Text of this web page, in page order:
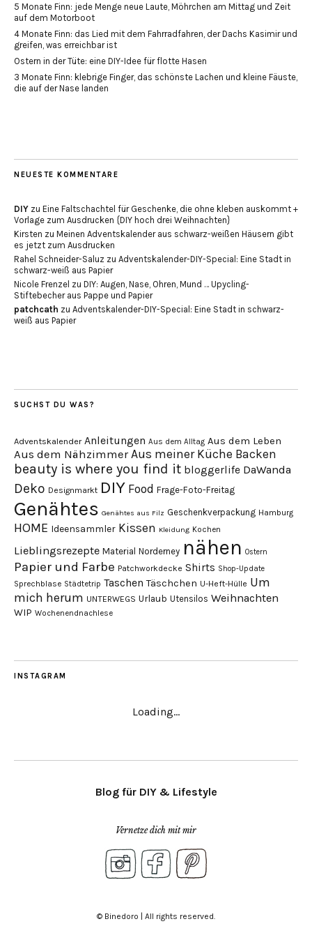
5 Monate Finn: jede Menge neue Laute, Möhrchen am Mittag und Zeit
auf dem Motorboot
4 Monate Finn: das Lied mit dem Fahrradfahren, der Dachs Kasimir und
greifen, was erreichbar ist
Ostern in der Tüte: eine DIY-Idee für flotte Hasen
3 Monate Finn: klebrige Finger, das schönste Lachen und kleine Fäuste,
die auf der Nase landen
NEUESTE KOMMENTARE
DIY zu Eine Faltschachtel für Geschenke, die ohne kleben auskommt +
Vorlage zum Ausdrucken {DIY hoch drei Weihnachten}
Kirsten zu Meinen Adventskalender aus schwarz-weißen Häusern gibt
es jetzt zum Ausdrucken
Rahel Schneider-Saluz zu Adventskalender-DIY-Special: Eine Stadt in
schwarz-weiß aus Papier
Nicole Frenzel zu DIY: Augen, Nase, Ohren, Mund … Upycling-
Stiftebecher aus Pappe und Papier
patchcath zu Adventskalender-DIY-Special: Eine Stadt in schwarz-
weiß aus Papier
SUCHST DU WAS?
Adventskalender Anleitungen Aus dem Alltag Aus dem Leben
Aus dem Nähzimmer Aus meiner Küche Backen
beauty is where you find it bloggerlife DaWanda
Deko Designmarkt DIY Food Frage-Foto-Freitag
Genähtes Genähtes aus Filz Geschenkverpackung Hamburg
HOME Ideensammler Kissen Kleidung Kochen
Lieblingsrezepte Material Norderney nähen Ostern
Papier und Farbe Patchworkdecke Shirts Shop-Update
Sprechblase Städtetrip Taschen Täschchen U-Heft-Hülle Um
mich herum UNTERWEGS Urlaub Utensilos Weihnachten
WIP Wochenendnachlese
INSTAGRAM
Loading...
Blog für DIY & Lifestyle
Vernetze dich mit mir
© Binedoro | All rights reserved